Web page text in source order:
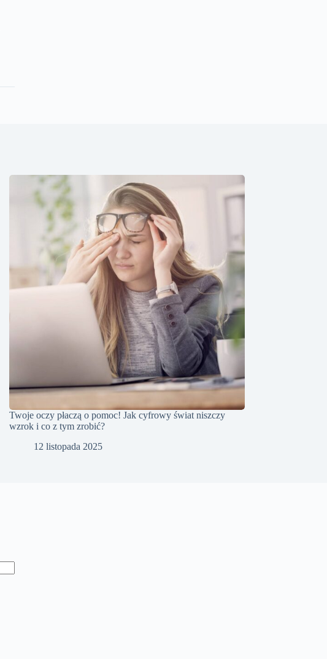
Twoje oczy płaczą o pomoc! Jak cyfrowy świat niszczy
wzrok i co z tym zrobić?
12 listopada 2025